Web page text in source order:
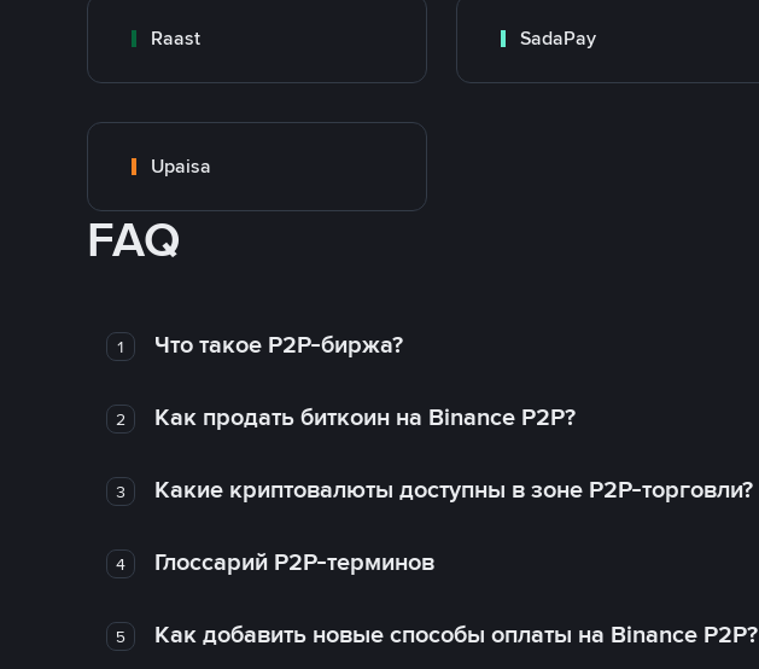
Raast SadaPay
Upaisa
FAQ
1 Что такое P2P-биржа?
2 Как продать биткоин на Binance P2P?
3 Какие криптовалюты доступны в зоне P2P-торговли?
4 Глоссарий P2P-терминов
5 Как добавить новые способы оплаты на Binance P2P?